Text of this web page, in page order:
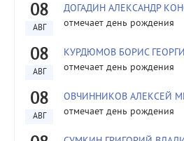
08
АВГ
ДОГАДИН АЛЕКСАНДР
отмечает день рождения
08
АВГ
КУРДЮМОВ БОРИС
отмечает день рождения
08
АВГ
ОВЧИННИКОВ АЛЕКСЕЙ
отмечает день рождения